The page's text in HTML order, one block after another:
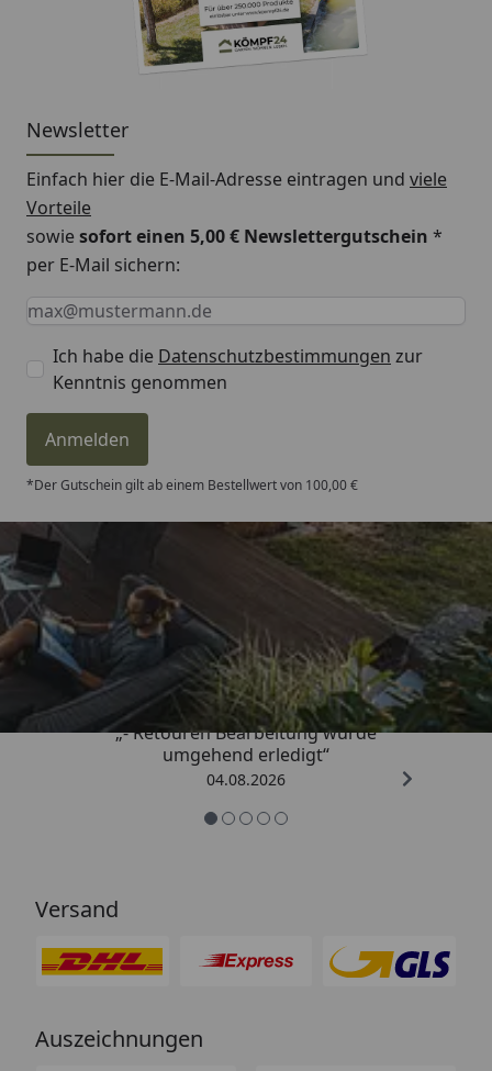
Newsletter
Einfach hier die E-Mail-Adresse eintragen und viele
Vorteile
sowiesofort einen 5,00 € Newslettergutschein *
per E-Mail sichern:
Keine Eingabe erforderlich
Eingabe erforderlich
E-Mail *
Ich habe die Datenschutzbestimmungen zur
Kenntnis genommen
Anmelden
*Der Gutschein gilt ab einem Bestellwert von 100,00 €
Trusted Shops
4,81/ 5
„- Retouren Bearbeitung wurde
umgehend erledigt“
04.08.2026
Versand
Auszeichnungen